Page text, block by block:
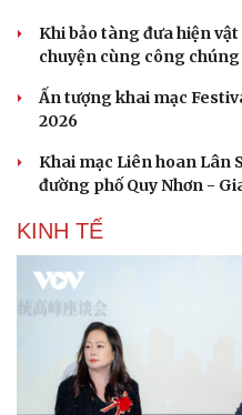
Khi bảo tàng đưa hiện
chuyện cùng công chúng
Ấn tượng khai mạc
2026
Khai mạc Liên hoan Lân
đường phố Quy Nhơn -
KINH TẾ